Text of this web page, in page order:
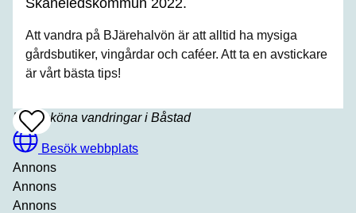
Skåneledskommun 2022.
Att vandra på BJärehalvön är att alltid ha mysiga
gårdsbutiker, vingårdar och caféer. Att ta en avstickare
är vårt bästa tips!
Add
To
Favrites
Natursköna vandringar i Båstad
Besök webbplats
Annons
Annons
Annons